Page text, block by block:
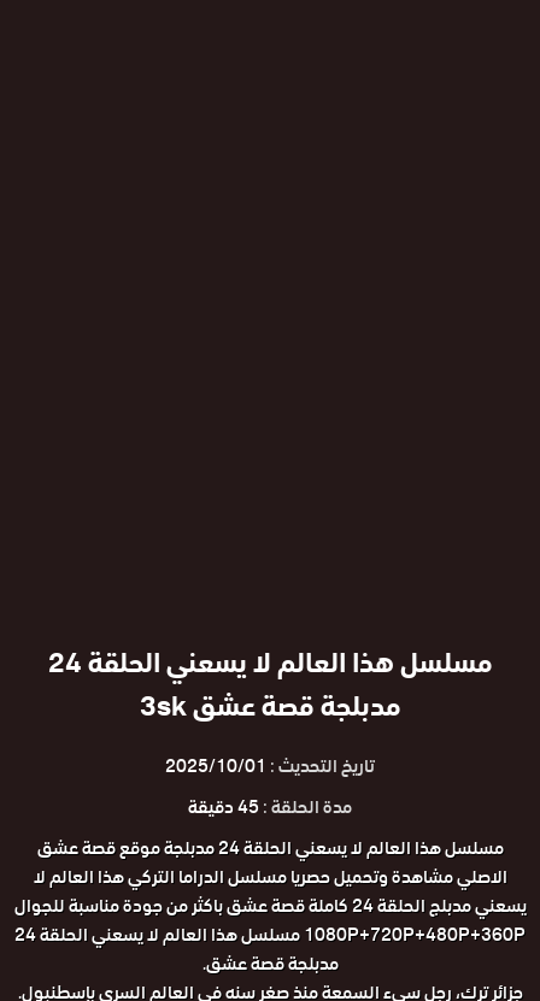
مسلسل هذا العالم لا يسعني الحلقة 24
مدبلجة قصة عشق 3sk
تاريخ التحديث : 2025/10/01
مدة الحلقة :45 دقيقة
مسلسل هذا العالم لا يسعني الحلقة 24 مدبلجة موقع قصة عشق
الاصلي مشاهدة وتحميل حصريا مسلسل الدراما التركي هذا العالم لا
يسعني مدبلج الحلقة 24 كاملة قصة عشق باكثر من جودة مناسبة للجوال
1080P+720P+480P+360P مسلسل هذا العالم لا يسعني الحلقة 24
مدبلجة قصة عشق.
جزائر ترك، رجل سيء السمعة منذ صغر سنه في العالم السري بإسطنبول.